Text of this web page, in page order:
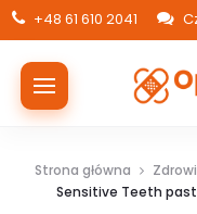
+48 61 610 2041
Strona główna
Sensitive Teeth